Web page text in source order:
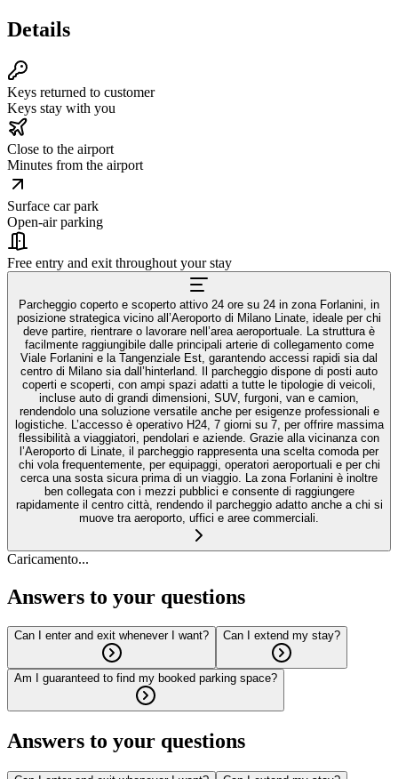
Details
Keys returned to customer
Keys stay with you
Close to the airport
Minutes from the airport
Surface car park
Open-air parking
Free entry and exit throughout your stay
Parcheggio coperto e scoperto attivo 24 ore su 24 in zona Forlanini, in
posizione strategica vicino all’Aeroporto di Milano Linate, ideale per chi
deve partire, rientrare o lavorare nell’area aeroportuale. La struttura è
facilmente raggiungibile dalle principali arterie di collegamento come
Viale Forlanini e la Tangenziale Est, garantendo accessi rapidi sia dal
centro di Milano sia dall’hinterland. Il parcheggio dispone di posti auto
coperti e scoperti, con ampi spazi adatti a tutte le tipologie di veicoli,
incluse auto di grandi dimensioni, SUV, furgoni, van e camion,
rendendolo una soluzione versatile anche per esigenze professionali e
logistiche. L’accesso è operativo H24, 7 giorni su 7, per offrire massima
flessibilità a viaggiatori, pendolari e aziende. Grazie alla vicinanza con
l’Aeroporto di Linate, il parcheggio rappresenta una scelta comoda per
chi vola frequentemente, per equipaggi, operatori aeroportuali e per chi
cerca una sosta sicura prima di un viaggio. La zona Forlanini è inoltre
ben collegata con i mezzi pubblici e consente di raggiungere
rapidamente il centro città, rendendo il parcheggio adatto anche a chi si
muove tra aeroporto, uffici e aree commerciali.
Caricamento...
Answers to your questions
Can I enter and exit whenever I want? Can I extend my stay?
Am I guaranteed to find my booked parking space?
Answers to your questions